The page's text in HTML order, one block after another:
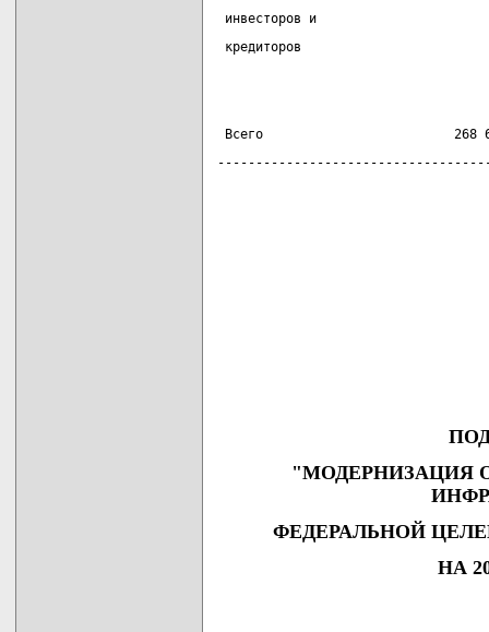
инвесторов и
кредиторов
Всего                         268 600
"МОДЕРНИЗАЦИЯ
ФЕДЕРАЛЬНОЙ
НА